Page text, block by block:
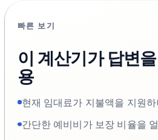
빠른 보기
이 계산기가 답변
용
현재 임대료가 지불액을 지원하
간단한 예비비가 보장 비율을